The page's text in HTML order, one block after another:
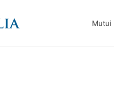
Mutui